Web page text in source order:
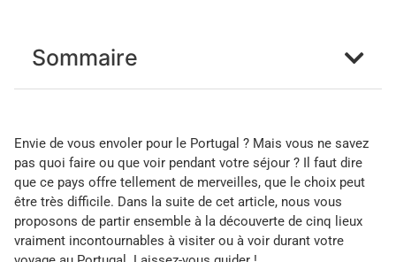
Sommaire
Envie de vous envoler pour le Portugal ? Mais vous ne savez
pas quoi faire ou que voir pendant votre séjour ? Il faut dire
que ce pays offre tellement de merveilles, que le choix peut
être très difficile. Dans la suite de cet article, nous vous
proposons de partir ensemble à la découverte de cinq lieux
vraiment incontournables à visiter ou à voir durant votre